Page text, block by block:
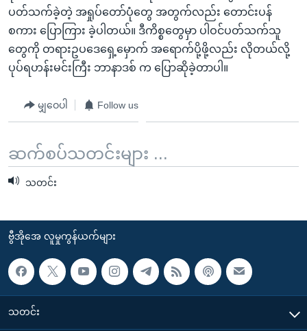
ပတ်သက်ခဲ့တဲ့ အရှုပ်တော်ပုံတွေ အတွက်လည်း တောင်းပန်
စကား ပြောကြား ခဲ့ပါတယ်။ ဒီကိစ္စတွေမှာ ပါဝင်ပတ်သက်သူ
တွေကို တရားဥပဒေရှေ့မှောက် အရောက်ပို့ဖို့လည်း လိုတယ်လို့
ပုပ်ရဟန်းမင်းကြီး ဘာနာဒစ် က ပြောဆိုခဲ့တာပါ။
မျှဝေပါ Follow us
ဆက်စပ်သတင်းများ ...
သတင်း
ဗွီအိုအေ လူမှုကွန်ယက်များ
သတင်း